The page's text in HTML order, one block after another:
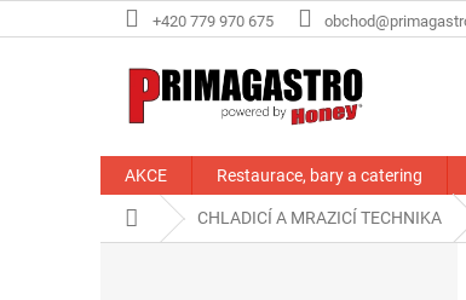
na
+420 779 970 675
AKCE Restaurace, bary a catering
Domů CHLADICÍ A MRAZICÍ TECHNIKA